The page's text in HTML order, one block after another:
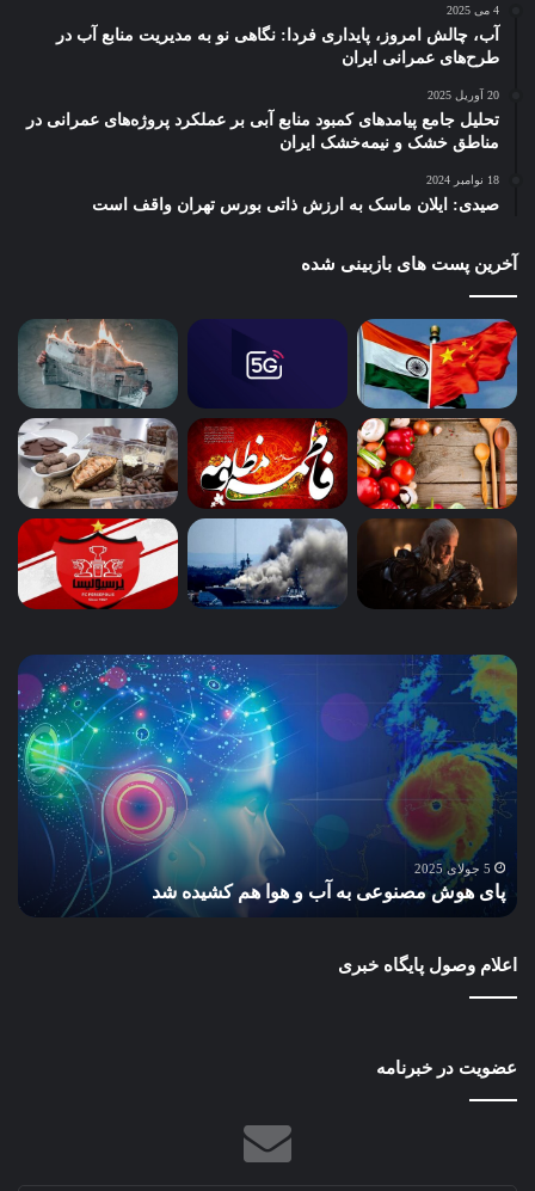
4 می 2025
آب، چالش امروز، پایداری فردا: نگاهی نو به مدیریت منابع آب در
طرح‌های عمرانی ایران
20 آوریل 2025
تحلیل جامع پیامدهای کمبود منابع آبی بر عملکرد پروژه‌های عمرانی در
مناطق خشک و نیمه‌خشک ایران
18 نوامبر 2024
صیدی: ایلان ماسک به ارزش ذاتی بورس تهران واقف است
آخرین پست های بازبینی شده
پای
هوش
مصنوعی
به
آب
هوا
هم
کشیده
شد
5 جولای 2025
پای هوش مصنوعی به آب و هوا هم کشیده شد
و
اعلام وصول پایگاه خبری
عضویت در خبرنامه